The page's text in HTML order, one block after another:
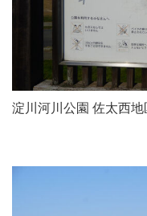
淀川河川公園 佐太西地